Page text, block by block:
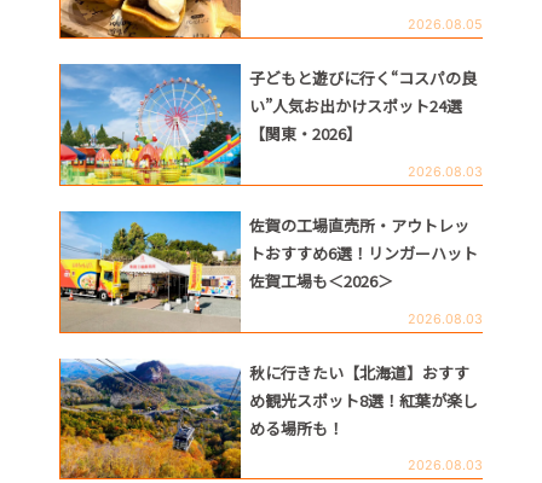
2026.08.05
子どもと遊びに行く“コスパの良
い”人気お出かけスポット24選
【関東・2026】
2026.08.03
佐賀の工場直売所・アウトレッ
トおすすめ6選！リンガーハット
佐賀工場も＜2026＞
2026.08.03
秋に行きたい【北海道】おすす
め観光スポット8選！紅葉が楽し
める場所も！
2026.08.03